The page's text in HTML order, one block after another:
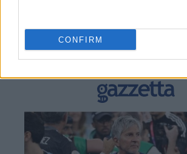
CONFIRM
BEST OFINTERNET